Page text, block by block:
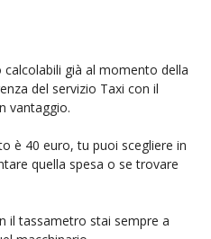
già al momento della
del servizio Taxi con il
vantaggio.
è 40 euro, tu puoi scegliere in
quella spesa o se trovare
il tassametro stai sempre a